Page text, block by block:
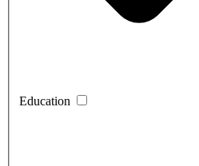
Education